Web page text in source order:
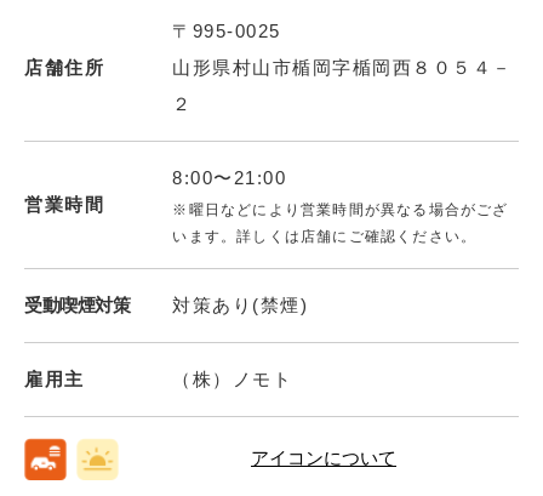
店舗住所
〒995-0025
山形県村山市楯岡字楯岡西８０５４－
２
営業時間
8:00〜21:00
※曜日などにより営業時間が異なる場合がござ
います。詳しくは店舗にご確認ください。
受動喫煙対策 対策あり(禁煙)
雇用主 （株）ノモト
アイコンについて